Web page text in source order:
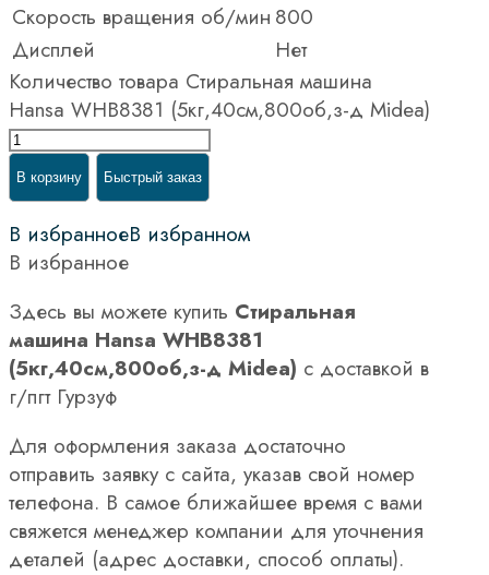
Скорость вращения об/мин 800
Дисплей
Нет
Количество товара Стиральная машина
Hansa WHB8381 (5кг,40см,800об,з-д Midea)
В корзину Быстрый заказ
В избранноеВ избранном
В избранное
Здесь вы можете купить Стиральная
машина Hansa WHB8381
(5кг,40см,800об,з-д Midea) с доставкой в
г/пгт Гурзуф
Для оформления заказа достаточно
отправить заявку с сайта, указав свой номер
телефона. В самое ближайшее время с вами
свяжется менеджер компании для уточнения
деталей (адрес доставки, способ оплаты).